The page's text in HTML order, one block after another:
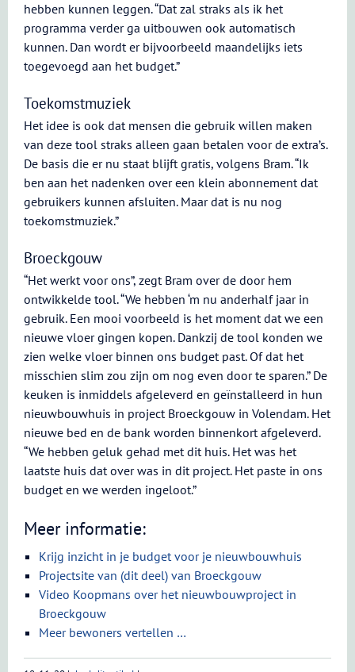
hebben kunnen leggen. “Dat zal straks als ik het
programma verder ga uitbouwen ook automatisch
kunnen. Dan wordt er bijvoorbeeld maandelijks iets
toegevoegd aan het budget.”
Toekomstmuziek
Het idee is ook dat mensen die gebruik willen maken
van deze tool straks alleen gaan betalen voor de extra’s.
De basis die er nu staat blijft gratis, volgens Bram. “Ik
ben aan het nadenken over een klein abonnement dat
gebruikers kunnen afsluiten. Maar dat is nu nog
toekomstmuziek.”
Broeckgouw
“Het werkt voor ons”, zegt Bram over de door hem
ontwikkelde tool. “We hebben ‘m nu anderhalf jaar in
gebruik. Een mooi voorbeeld is het moment dat we een
nieuwe vloer gingen kopen. Dankzij de tool konden we
zien welke vloer binnen ons budget past. Of dat het
misschien slim zou zijn om nog even door te sparen.” De
keuken is inmiddels afgeleverd en geïnstalleerd in hun
nieuwbouwhuis in project Broeckgouw in Volendam. Het
nieuwe bed en de bank worden binnenkort afgeleverd.
“We hebben geluk gehad met dit huis. Het was het
laatste huis dat over was in dit project. Het paste in ons
budget en we werden ingeloot.”
Meer informatie:
Krijg inzicht in je budget voor je nieuwbouwhuis
Projectsite van (dit deel) van Broeckgouw
Video Koopmans over het nieuwbouwproject in
Broeckgouw
Meer bewoners vertellen …